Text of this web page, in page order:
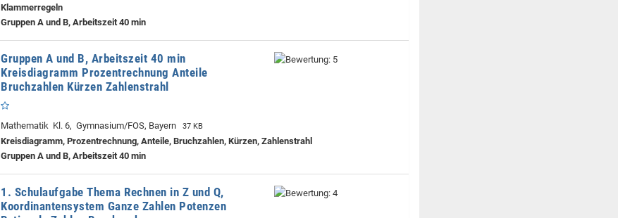
Klammerregeln
Gruppen A und B, Arbeitszeit 40 min
Gruppen A und B, Arbeitszeit 40 min
Kreisdiagramm Prozentrechnung Anteile
Bruchzahlen Kürzen Zahlenstrahl
Mathematik Kl. 6, Gymnasium/FOS, Bayern 37 KB
Kreisdiagramm, Prozentrechnung, Anteile, Bruchzahlen, Kürzen, Zahlenstrahl
Gruppen A und B, Arbeitszeit 40 min
1. Schulaufgabe Thema Rechnen in Z und Q,
Koordinantensystem Ganze Zahlen Potenzen